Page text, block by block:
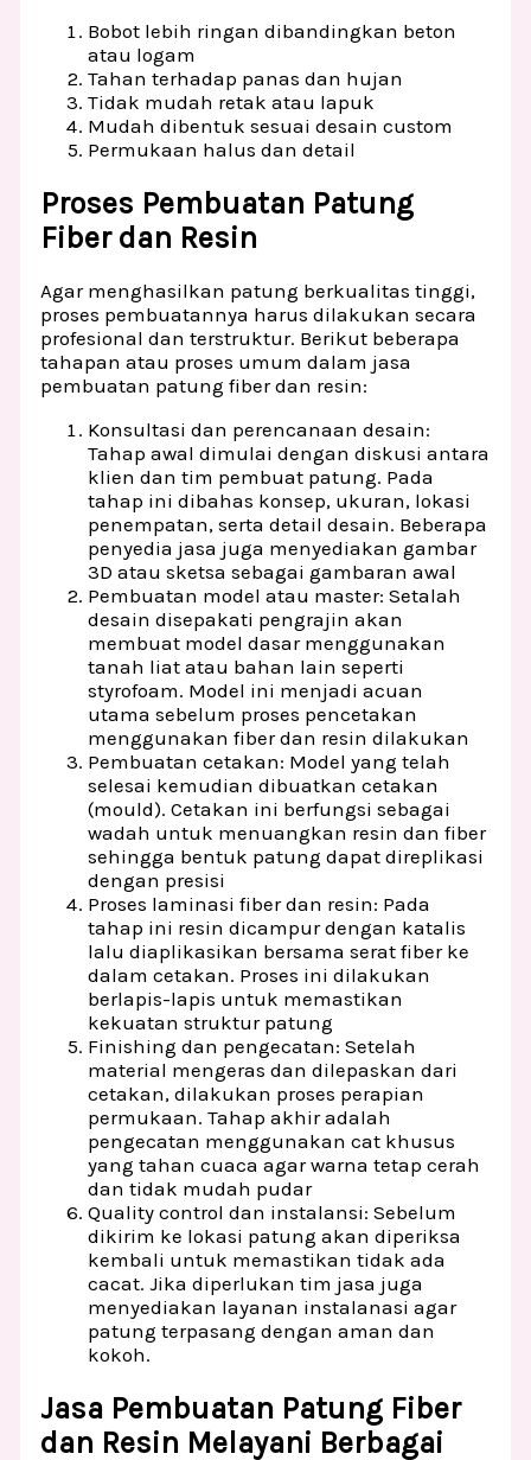
Bobot lebih ringan dibandingkan beton
atau logam
Tahan terhadap panas dan hujan
Tidak mudah retak atau lapuk
Mudah dibentuk sesuai desain custom
Permukaan halus dan detail
Proses Pembuatan Patung
Fiber dan Resin
Agar menghasilkan patung berkualitas tinggi,
proses pembuatannya harus dilakukan secara
profesional dan terstruktur. Berikut beberapa
tahapan atau proses umum dalam jasa
pembuatan patung fiber dan resin:
Konsultasi dan perencanaan desain:
Tahap awal dimulai dengan diskusi antara
klien dan tim pembuat patung. Pada
tahap ini dibahas konsep, ukuran, lokasi
penempatan, serta detail desain. Beberapa
penyedia jasa juga menyediakan gambar
3D atau sketsa sebagai gambaran awal
Pembuatan model atau master: Setalah
desain disepakati pengrajin akan
membuat model dasar menggunakan
tanah liat atau bahan lain seperti
styrofoam. Model ini menjadi acuan
utama sebelum proses pencetakan
menggunakan fiber dan resin dilakukan
Pembuatan cetakan: Model yang telah
selesai kemudian dibuatkan cetakan
(mould). Cetakan ini berfungsi sebagai
wadah untuk menuangkan resin dan fiber
sehingga bentuk patung dapat direplikasi
dengan presisi
Proses laminasi fiber dan resin: Pada
tahap ini resin dicampur dengan katalis
lalu diaplikasikan bersama serat fiber ke
dalam cetakan. Proses ini dilakukan
berlapis-lapis untuk memastikan
kekuatan struktur patung
Finishing dan pengecatan: Setelah
material mengeras dan dilepaskan dari
cetakan, dilakukan proses perapian
permukaan. Tahap akhir adalah
pengecatan menggunakan cat khusus
yang tahan cuaca agar warna tetap cerah
dan tidak mudah pudar
Quality control dan instalansi: Sebelum
dikirim ke lokasi patung akan diperiksa
kembali untuk memastikan tidak ada
cacat. Jika diperlukan tim jasa juga
menyediakan layanan instalanasi agar
patung terpasang dengan aman dan
kokoh.
Jasa Pembuatan Patung Fiber
dan Resin Melayani Berbagai